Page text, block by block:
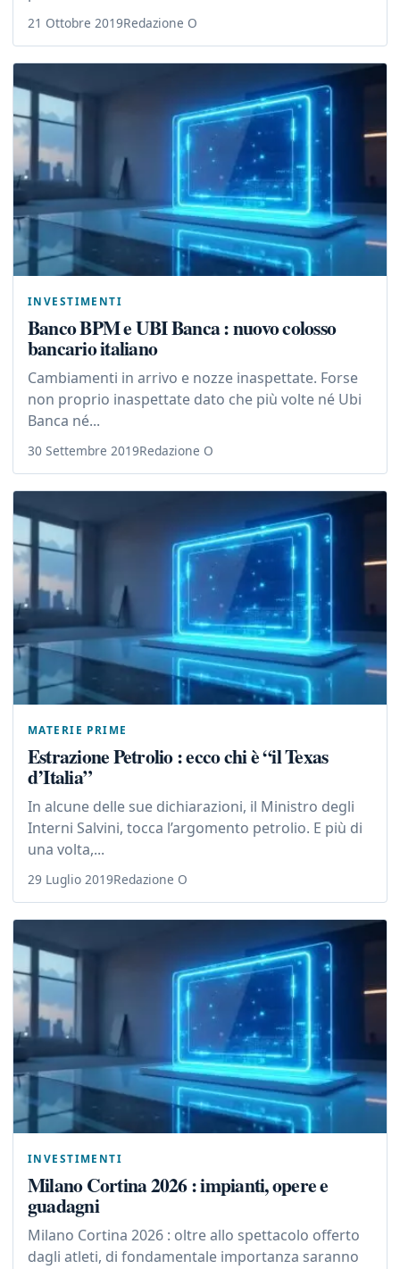
21 Ottobre 2019Redazione O
INVESTIMENTI
Banco BPM e UBI Banca : nuovo colosso
bancario italiano
Cambiamenti in arrivo e nozze inaspettate. Forse
non proprio inaspettate dato che più volte né Ubi
Banca né...
30 Settembre 2019Redazione O
MATERIE PRIME
Estrazione Petrolio : ecco chi è “il Texas
d’Italia”
In alcune delle sue dichiarazioni, il Ministro degli
Interni Salvini, tocca l’argomento petrolio. E più di
una volta,...
29 Luglio 2019Redazione O
INVESTIMENTI
Milano Cortina 2026 : impianti, opere e
guadagni
Milano Cortina 2026 : oltre allo spettacolo offerto
dagli atleti, di fondamentale importanza saranno